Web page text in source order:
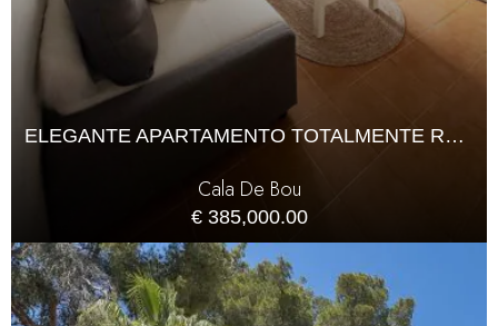
ELEGANTE APARTAMENTO TOTALMENTE RENOVADO EN CALLA DE BOU
Cala De Bou
€ 385,000.00